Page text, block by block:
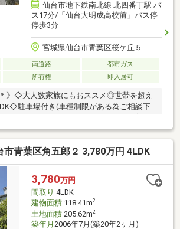
仙台市地下鉄南北線 北四番丁駅 バ
ス17分/「仙台大明成高校前」バス停
停歩3分
宮城県仙台市青葉区桜ケ丘５
南道路
都市ガス
所有権 即入居可
＊》◇大人数家族にもおススメ◎世帯を超え
駐車場付き(車種制限がある為ご相談下
歩8分(587ｍ)＊桜丘中学校 徒歩14分(1122
歩9分(719ｍ)＊泉ヶ丘幼稚園 徒歩13分
セブンイレブン 仙台桜ケ丘6丁目店 徒歩
仙台川平一丁目店 徒歩8分(576ｍ)＊みや
13分(1031ｍ)＊BRANCH(ブランチ)仙台
市青葉区角五郎２ 3,780万円 4LDK
3,780万円
間取り 4LDK
建物面積118.41m2
土地面積205.62m2
築年月 2006年7月(築20年2ヶ月)